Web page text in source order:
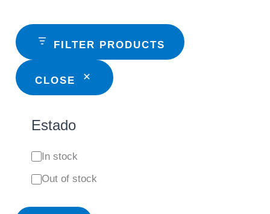
FILTER PRODUCTS
CLOSE
Estado
S
t
In stock
Out of stock